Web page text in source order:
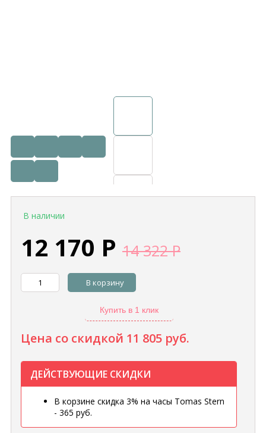
В наличии
12 170 Р 14 322Р
В корзину
Купить в 1 клик
Цена со скидкой 11 805 руб.
ДЕЙСТВУЮЩИЕ СКИДКИ
В корзине скидка 3% на часы Tomas Stern
- 365 руб.